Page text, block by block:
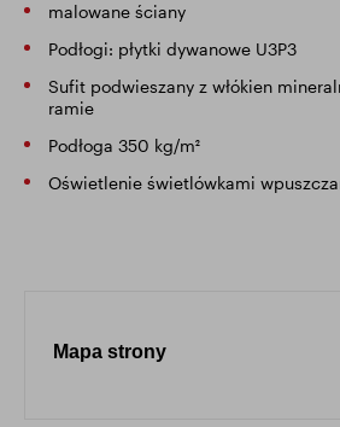
malowane ściany
Podłogi: płytki dywanowe U3P3
Sufit podwieszany z włókien
ramie
Podłoga 350 kg/m²
Oświetlenie świetlówkami
Mapa strony